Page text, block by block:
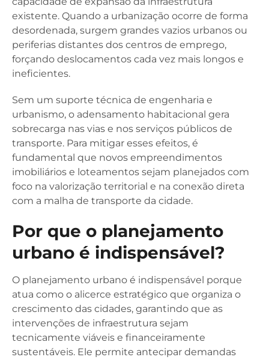
existente. Quando a urbanização ocorre de forma
desordenada, surgem grandes vazios urbanos ou
periferias distantes dos centros de emprego,
forçando deslocamentos cada vez mais longos e
ineficientes.
Sem um suporte técnica de engenharia e
urbanismo, o adensamento habitacional gera
sobrecarga nas vias e nos serviços públicos de
transporte. Para mitigar esses efeitos, é
fundamental que novos empreendimentos
imobiliários e loteamentos sejam planejados com
foco na valorização territorial e na conexão direta
com a malha de transporte da cidade.
Por que o planejamento
urbano é indispensável?
O planejamento urbano é indispensável porque
atua como o alicerce estratégico que organiza o
crescimento das cidades, garantindo que as
intervenções de infraestrutura sejam
tecnicamente viáveis e financeiramente
sustentáveis. Ele permite antecipar demandas